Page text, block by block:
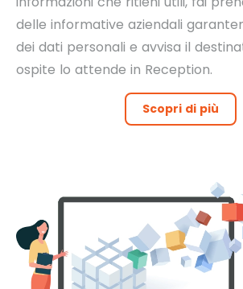
delle informative aziendali
dei dati personali e avvisa il
ospite lo attende in Reception.
Scopri di più